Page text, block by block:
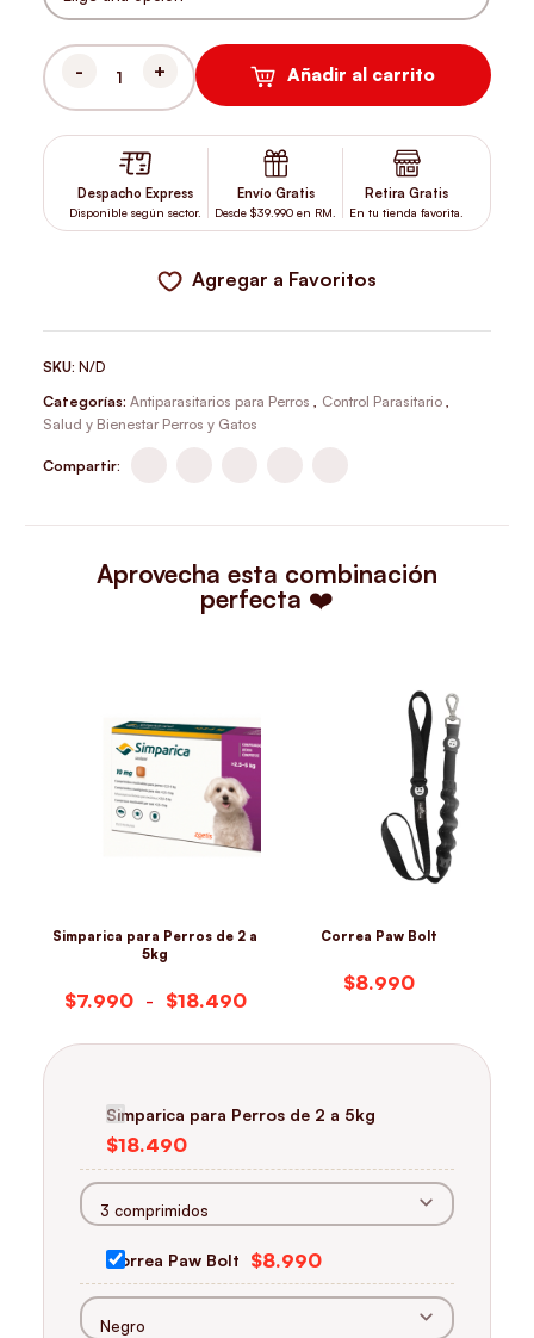
SIMPARICA PARA PERROS DE 2 A 5KG CANTIDAD
Añadir al carrito
Despacho Express
Disponible según sector.
Envío Gratis
Desde $39.990 en RM.
Retira Gratis
En tu tienda favorita.
Agregar a Favoritos
SKU:N/D
Categorías: Antiparasitarios para Perros , Control Parasitario ,
Salud y Bienestar Perros y Gatos
Compartir:
Aprovecha esta combinación
perfecta ❤️
Simparica para Perros de 2 a
5kg
$ $
Correa Paw Bolt
$
Simparica para Perros de 2 a 5kg
Correa Paw Bolt